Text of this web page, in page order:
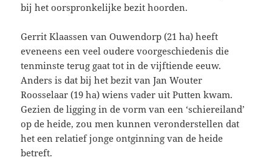
bij het oorspronkelijke bezit hoorden.
Gerrit Klaassen van Ouwendorp (21 ha) heeft
eveneens een veel oudere voorgeschiedenis die
tenminste terug gaat tot in de vijftiende eeuw.
Anders is dat bij het bezit van Jan Wouter
Roosselaar (19 ha) wiens vader uit Putten kwam.
Gezien de ligging in de vorm van een ‘schiereiland’
op de heide, zou men kunnen veronderstellen dat
het een relatief jonge ontginning van de heide
betreft.